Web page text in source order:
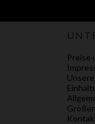
Preise